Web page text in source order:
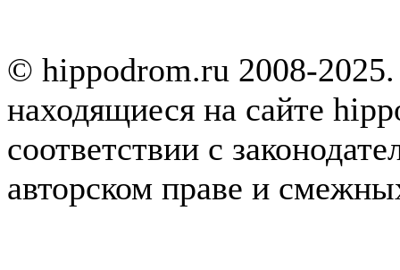
© hippodrom.ru 2008-
находящиеся на сайте
соответствии с
авторском праве и